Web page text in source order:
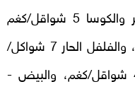
بالمتوسط؛ بندورة عناقيد حب كبير والكوسا 5 شواقل/كغم
لكل منهما، والبامية 23 شيقلاً/كغم، والفلفل الحار 7 شواكل/
كغم، والخيار البيوت البلاستيكية 4 شواقل/كغم، والبيض -